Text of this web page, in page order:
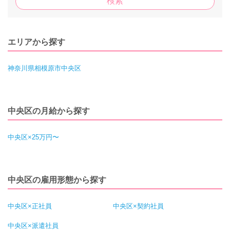
エリアから探す
神奈川県相模原市中央区
中央区の月給から探す
中央区×25万円〜
中央区の雇用形態から探す
中央区×正社員 中央区×契約社員
中央区×派遣社員